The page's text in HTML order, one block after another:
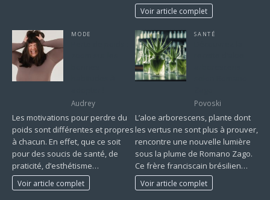
Voir article complet
MODE
Audrey
Les motivations pour perdre du
poids sont différentes et propres
à chacun. En effet, que ce soit
pour des soucis de santé, de
praticité, d’esthétisme…
Voir article complet
SANTÉ
Povoski
L’aloe arborescens, plante dont
les vertus ne sont plus à prouver,
rencontre une nouvelle lumière
sous la plume de Romano Zago.
Ce frère franciscain brésilien…
Voir article complet